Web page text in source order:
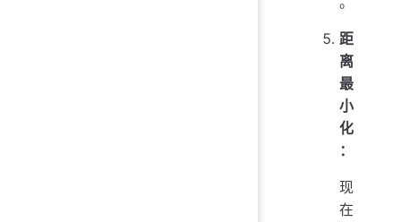
距
离
最
小
化
：
现
在